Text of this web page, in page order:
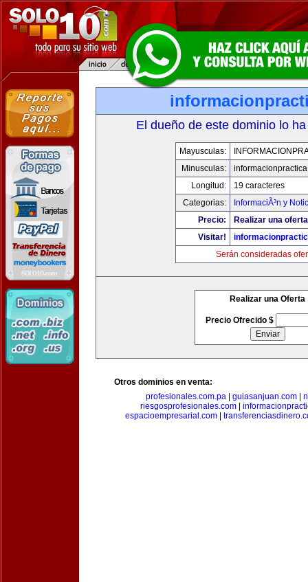
El dueño de este dominio lo
Mayusculas:
Minusculas:
Longitud:
19 caracteres
Categorias:
InformaciÃ³n y
Precio:
Realizar una
Visitar!
Serán consideradas
Realizar una Oferta
Precio Ofrecido $
Otros dominios en venta:
profesionales.com.pa
guiasanjuan.com
riesgosprofesionales.com
espacioempresarial.com